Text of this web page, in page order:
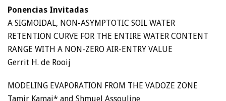
Ponencias Invitadas
A SIGMOIDAL, NON-ASYMPTOTIC SOIL WATER
RETENTION CURVE FOR THE ENTIRE WATER CONTENT
RANGE WITH A NON-ZERO AIR-ENTRY VALUE
Gerrit H. de Rooij
MODELING EVAPORATION FROM THE VADOZE ZONE
Tamir Kamai* and Shmuel Assouline